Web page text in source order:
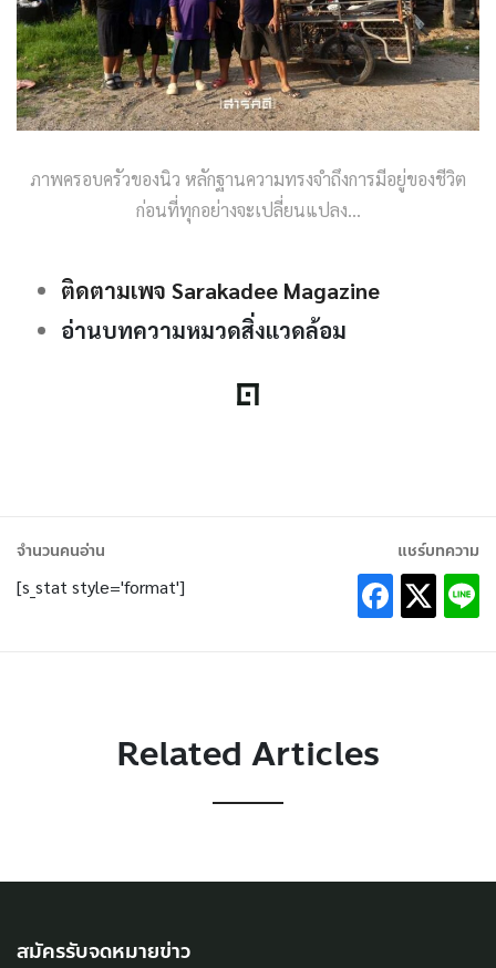
ภาพครอบครัวของนิว หลักฐานความทรงจำถึงการมีอยู่ของชีวิต
ก่อนที่ทุกอย่างจะเปลี่ยนแปลง…
ติดตามเพจ Sarakadee Magazine
อ่านบทความหมวดสิ่งแวดล้อม
จำนวนคนอ่าน
[s_stat style='format']
แชร์บทความ
Related Articles
สมัครรับจดหมายข่าว